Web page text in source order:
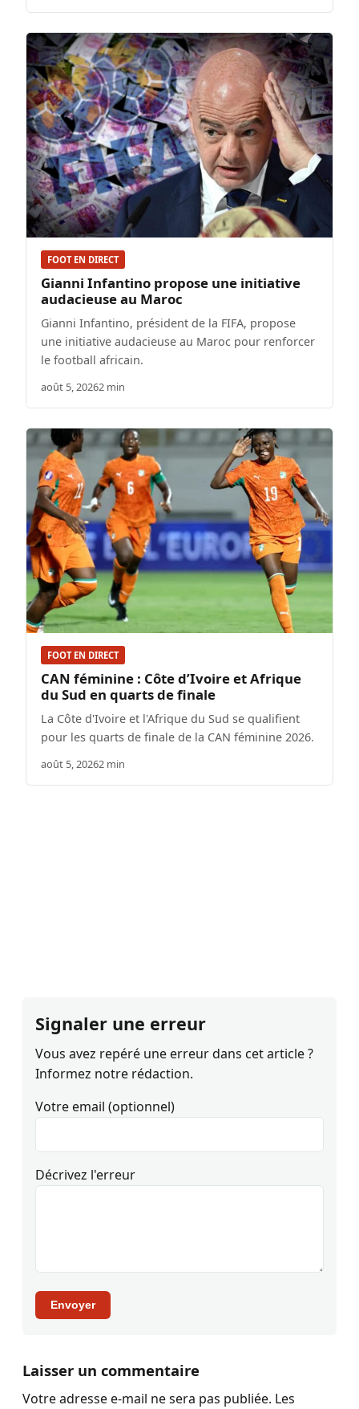
FOOT EN DIRECT
Gianni Infantino propose une initiative
audacieuse au Maroc
Gianni Infantino, président de la FIFA, propose
une initiative audacieuse au Maroc pour renforcer
le football africain.
août 5, 20262 min
FOOT EN DIRECT
CAN féminine : Côte d’Ivoire et Afrique
du Sud en quarts de finale
La Côte d'Ivoire et l'Afrique du Sud se qualifient
pour les quarts de finale de la CAN féminine 2026.
août 5, 20262 min
Signaler une erreur
Vous avez repéré une erreur dans cet article ?
Informez notre rédaction.
Votre email (optionnel)
Décrivez l'erreur
Envoyer
Laisser un commentaire
Votre adresse e-mail ne sera pas publiée. Les